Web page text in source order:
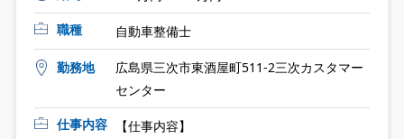
職種
自動車整備士
勤務地
広島県三次市東酒屋町511-2三次カスタマー
センター
仕事内容
【仕事内容】